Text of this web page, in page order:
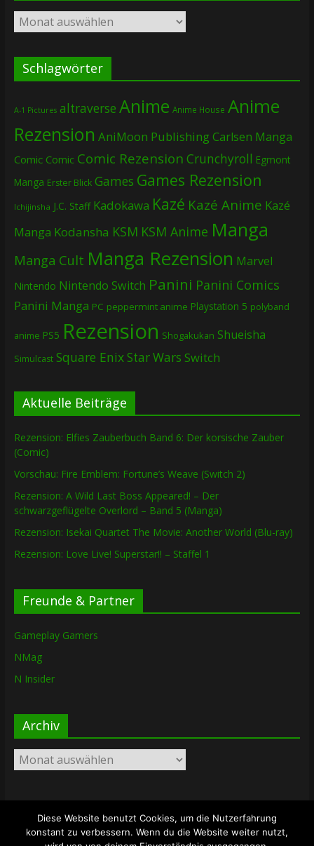
Archiv
Schlagwörter
A-1 Pictures altraverse Anime Anime House Anime
Rezension AniMoon PublishingCarlsen Manga
Comic Comic Comic Rezension Crunchyroll Egmont
Manga Erster Blick Games Games Rezension
Ichijinsha J.C. Staff Kadokawa Kazé Kazé Anime Kazé
Manga Kodansha KSM KSM Anime Manga
Manga Cult Manga Rezension Marvel
Nintendo Nintendo Switch Panini Panini Comics
Panini Manga PC peppermint anime Playstation 5 polyband
anime PS5 Rezension Shogakukan Shueisha
Simulcast Square EnixStar Wars Switch
Aktuelle Beiträge
Rezension: Elfies Zauberbuch Band 6: Der korsische Zauber
(Comic)
Vorschau: Fire Emblem: Fortune’s Weave (Switch 2)
Rezension: A Wild Last Boss Appeared! – Der
schwarzgeflügelte Overlord – Band 5 (Manga)
Rezension: Isekai Quartet The Movie: Another World (Blu-ray)
Rezension: Love Live! Superstar!! – Staffel 1
Freunde & Partner
Gameplay Gamers
NMag
N Insider
Archiv
Archiv
Copyright © 2026The Lost Dungeon. Alle Rechte vorbehalten.
Theme: ColorMag vonThemeGrill. Bereitgestellt von
Diese Website benutzt Cookies, um die Nutzerfahrung
konstant zu verbessern. Wenn du die Website weiter nutzt,